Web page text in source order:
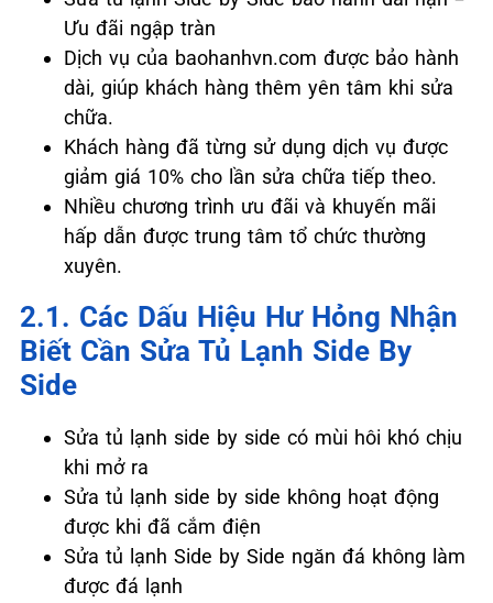
Ưu đãi ngập tràn
Dịch vụ của baohanhvn.com được bảo hành
dài, giúp khách hàng thêm yên tâm khi sửa
chữa.
Khách hàng đã từng sử dụng dịch vụ được
giảm giá 10% cho lần sửa chữa tiếp theo.
Nhiều chương trình ưu đãi và khuyến mãi
hấp dẫn được trung tâm tổ chức thường
xuyên.
2.1. Các Dấu Hiệu Hư Hỏng Nhận
Biết Cần Sửa Tủ Lạnh Side By
Side
Sửa tủ lạnh side by side có mùi hôi khó chịu
khi mở ra
Sửa tủ lạnh side by side không hoạt động
được khi đã cắm điện
Sửa tủ lạnh Side by Side ngăn đá không làm
được đá lạnh